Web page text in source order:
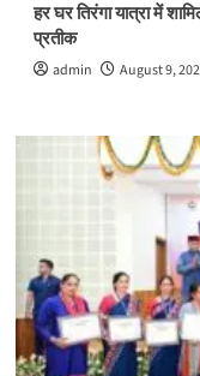
हर घर तिरंगा यात्रा में
प्रतीक
admin August 9,